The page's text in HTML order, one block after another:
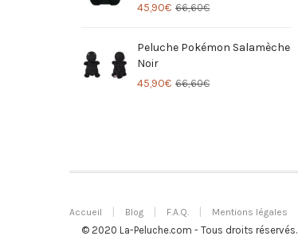
66,60€
45,90€
Peluche Pokémon Salamèche
Noir
66,60€
45,90€
Accueil Blog F.A.Q. Mentions légales
© 2020 La-Peluche.com - Tous droits réservés.